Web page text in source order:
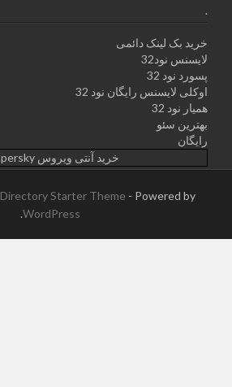
.
خرید بک لینک دائمی
لایسنس نود32
پسورد نود 32
اوکلی لایسنس رایگان نود 32
همیار نود 32
بهترین سئو
رایگان
خرید آنتی ویروس Kaspersky
Directory Starter Theme - Powered by
WordPress
.